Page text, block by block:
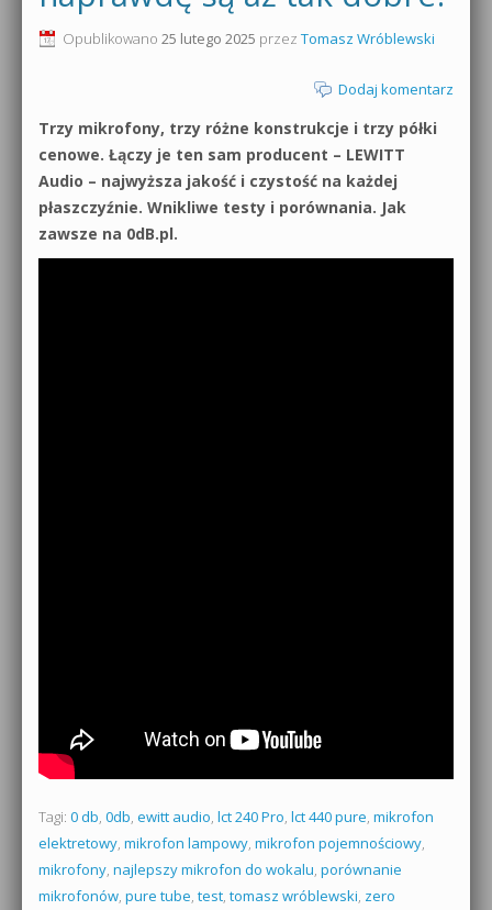
Produkcja muzyczna od podstaw
Sound Forge od podstaw
Dubstep z syntezatorem Massive
Kontakt 5 Kompendium
0dB.pl - informacje
Materiały dla mediów
Archiwum aktualności
Polityka prywatności
Opublikowano 25 lutego 2025 przez Tomasz Wróblewski
Dodaj komentarz
Trzy mikrofony, trzy różne konstrukcje i trzy półki
cenowe. Łączy je ten sam producent – LEWITT
Audio – najwyższa jakość i czystość na każdej
płaszczyźnie. Wnikliwe testy i porównania. Jak
zawsze na 0dB.pl.
Tagi: 0 db, 0db, ewitt audio, lct 240 Pro, lct 440 pure, mikrofon
elektretowy, mikrofon lampowy, mikrofon pojemnościowy,
mikrofony, najlepszy mikrofon do wokalu, porównanie
mikrofonów, pure tube, test, tomasz wróblewski, zero